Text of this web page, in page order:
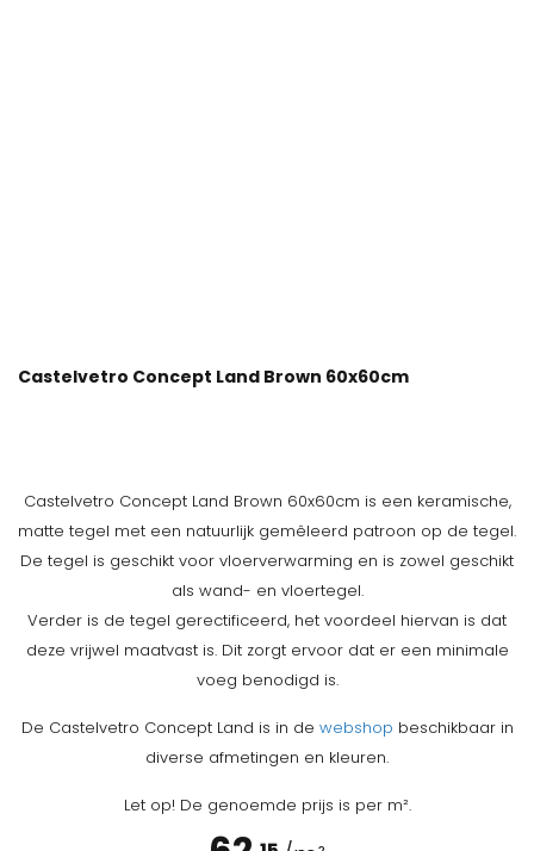
Castelvetro Concept Land Brown 60x60cm
Castelvetro Concept Land Brown 60x60cm is een keramische,
matte tegel met een natuurlijk gemêleerd patroon op de tegel.
De tegel is geschikt voor vloerverwarming en is zowel geschikt
als wand- en vloertegel.
Verder is de tegel gerectificeerd, het voordeel hiervan is dat
deze vrijwel maatvast is. Dit zorgt ervoor dat er een minimale
voeg benodigd is.
De Castelvetro Concept Land is in de webshop beschikbaar in
diverse afmetingen en kleuren.
Let op! De genoemde prijs is per m².